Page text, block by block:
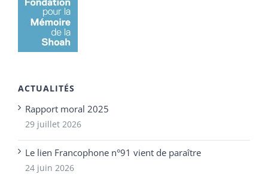
ACTUALITÉS
Rapport moral 2025
29 juillet 2026
Le lien Francophone n°91 vient de paraître
24 juin 2026